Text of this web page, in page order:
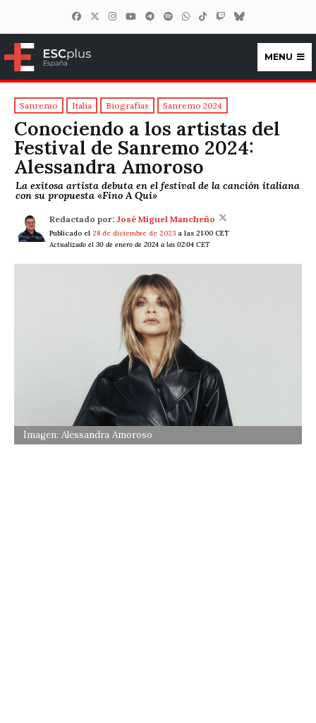
ESCplus España
MENU
Sanremo Italia Biografías Sanremo 2024
Conociendo a los artistas del
Festival de Sanremo 2024:
Alessandra Amoroso
La exitosa artista debuta en el festival de la canción italiana
con su propuesta «Fino A Qui»
Redactado por: José Miguel Mancheño
Publicado el 28 de diciembre de 2023 a las 21:00 CET
Actualizado el 30 de enero de 2024 a las 02:04 CET
Imagen: Alessandra Amoroso